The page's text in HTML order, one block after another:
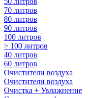
70 литров
80 литров
90 литров
100 литров
> 100 литров
40 литров
60 литров
Очистители воздуха
Очистители воздуха
Очистка + Увлажнение